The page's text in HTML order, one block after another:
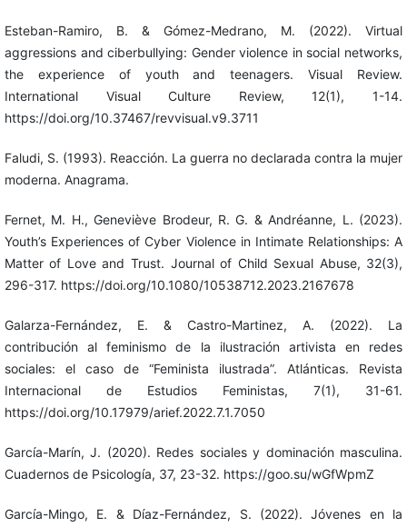
Esteban-Ramiro, B. & Gómez-Medrano, M. (2022). Virtual
aggressions and ciberbullying: Gender violence in social networks,
the experience of youth and teenagers. Visual Review.
International Visual Culture Review, 12(1), 1-14.
https://doi.org/10.37467/revvisual.v9.3711
Faludi, S. (1993). Reacción. La guerra no declarada contra la mujer
moderna. Anagrama.
Fernet, M. H., Geneviève Brodeur, R. G. & Andréanne, L. (2023).
Youth’s Experiences of Cyber Violence in Intimate Relationships: A
Matter of Love and Trust. Journal of Child Sexual Abuse, 32(3),
296-317. https://doi.org/10.1080/10538712.2023.2167678
Galarza-Fernández, E. & Castro-Martinez, A. (2022). La
contribución al feminismo de la ilustración artivista en redes
sociales: el caso de “Feminista ilustrada”. Atlánticas. Revista
Internacional de Estudios Feministas, 7(1), 31-61.
https://doi.org/10.17979/arief.2022.7.1.7050
García-Marín, J. (2020). Redes sociales y dominación masculina.
Cuadernos de Psicología, 37, 23-32. https://goo.su/wGfWpmZ
García-Mingo, E. & Díaz-Fernández, S. (2022). Jóvenes en la